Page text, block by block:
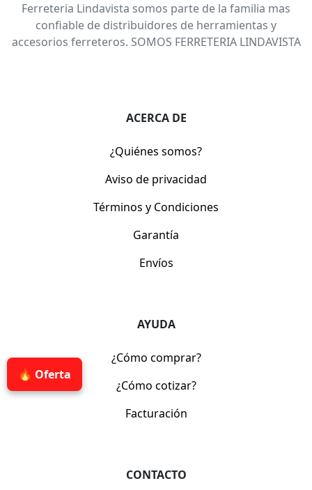
🔥 Oferta
Ferreteria Lindavista somos parte de la familia mas
confiable de distribuidores de herramientas y
accesorios ferreteros. SOMOS FERRETERIA LINDAVISTA
ACERCA DE
¿Quiénes somos?
Aviso de privacidad
Términos y Condiciones
Garantía
Envíos
AYUDA
¿Cómo comprar?
¿Cómo cotizar?
Facturación
CONTACTO